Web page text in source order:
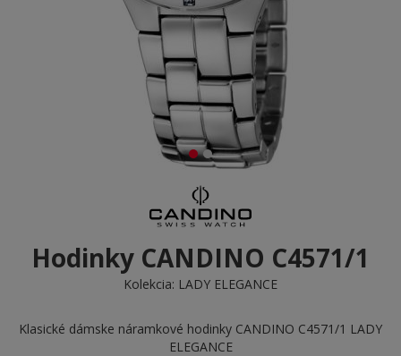
Hodinky CANDINO C4571/1
Kolekcia: LADY ELEGANCE
Klasické dámske náramkové hodinky CANDINO C4571/1 LADY
ELEGANCE